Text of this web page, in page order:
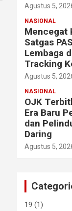
Agustus 5,
NASIONAL
Mencegat
Satgas
Lembaga
Tracking
Agustus 5,
NASIONAL
OJK
Era Baru
dan
Daring
Agustus 5,
19 (1)